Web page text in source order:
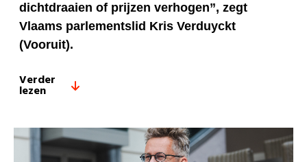
dichtdraaien of prijzen verhogen”, zegt
Vlaams parlementslid Kris Verduyckt
(Vooruit).
Verder
lezen